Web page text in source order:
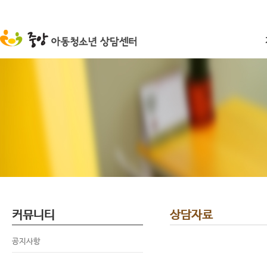
커뮤니티
공지사항
상담자료